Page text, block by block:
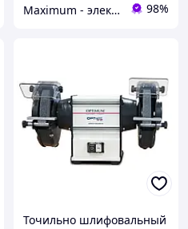
Maximum - электрические и бензиновый инструмент 98%
Точильно шлифовальный